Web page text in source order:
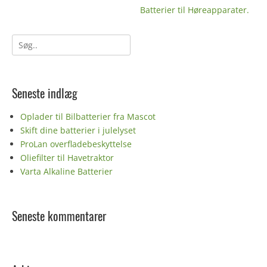
Batterier til Høreapparater.
Søg
efter:
Seneste indlæg
Oplader til Bilbatterier fra Mascot
Skift dine batterier i julelyset
ProLan overfladebeskyttelse
Oliefilter til Havetraktor
Varta Alkaline Batterier
Seneste kommentarer